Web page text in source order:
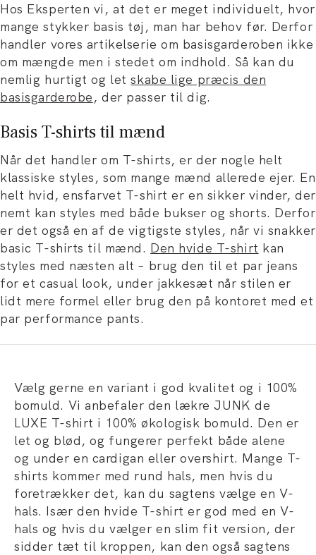
Hos Eksperten vi, at det er meget individuelt, hvor
mange stykker basis tøj, man har behov før. Derfor
handler vores artikelserie om basisgarderoben ikke
om mængde men i stedet om indhold. Så kan du
nemlig hurtigt og letskabe lige præcis den
basisgarderobe, der passer til dig.
Basis T-shirts til mænd
Når det handler om T-shirts, er der nogle helt
klassiske styles, som mange mænd allerede ejer. En
helt hvid, ensfarvet T-shirt er en sikker vinder, der
nemt kan styles med både bukser og shorts. Derfor
er det også en af de vigtigste styles, når vi snakker
basic T-shirts til mænd. Den hvide T-shirt kan
styles med næsten alt – brug den til et par jeans
for et casual look, under jakkesæt når stilen er
lidt mere formel eller brug den på kontoret med et
par performance pants.
Vælg gerne en variant i god kvalitet og i 100%
bomuld. Vi anbefaler den lækreJUNK de
LUXE T-shirt i 100% økologisk bomuld. Den er
let og blød, og fungerer perfekt både alene
og under en cardigan eller overshirt. Mange T-
shirts kommer med rund hals, men hvis du
foretrækker det, kan du sagtens vælge en V-
hals. Især den hvide T-shirt er god med en V-
hals og hvis du vælger en slim fit version, der
sidder tæt til kroppen, kan den også sagtens